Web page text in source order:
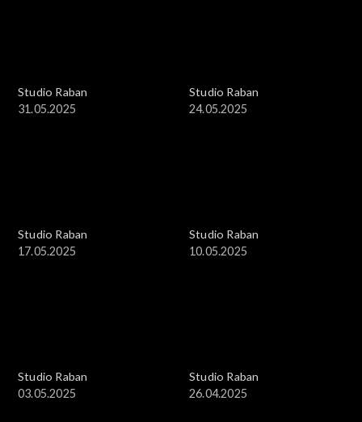
Studio Raban
31.05.2025
Studio Raban
24.05.2025
Studio Raban
17.05.2025
Studio Raban
10.05.2025
Studio Raban
03.05.2025
Studio Raban
26.04.2025